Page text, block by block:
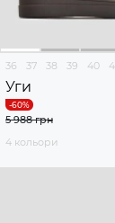
36 37 38 39 40
Уги
5 988 грн
4 кольори